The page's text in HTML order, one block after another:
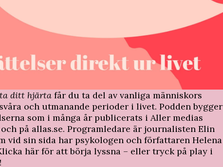
ditt hjärta får du ta del av vanliga människors
och utmanande perioder i livet. Podden bygger
som i många år publicerats i Aller medias
på allas.se. Programledare är journalisten Elin
vid sin sida har psykologen och författaren Helena
här för att börja lyssna – eller tryck på play i